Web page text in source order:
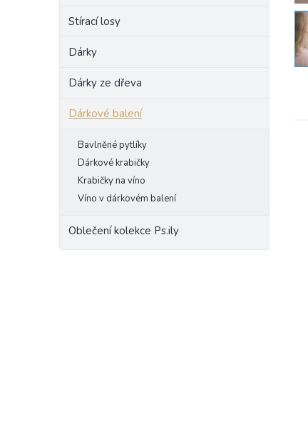
Stírací losy
Dárky
Dárky ze dřeva
Dárkové balení
Bavlněné pytlíky
Dárkové krabičky
Krabičky na víno
Víno v dárkovém balení
Oblečení kolekce Ps.ily